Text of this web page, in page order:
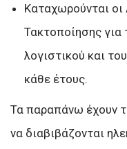
Καταχωρούνται
Τακτοποίησης για
λογιστικού και
κάθε έτους.
Τα παραπάνω έχουν
να διαβιβάζονται